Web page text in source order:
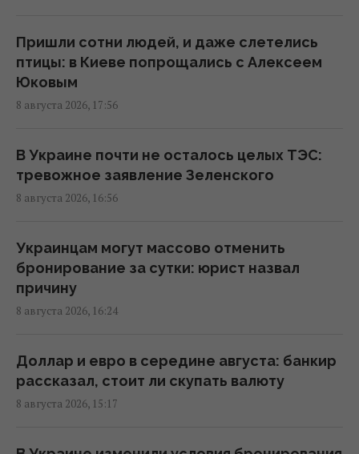
Зеленский: Украинская оборонка может
удвоить объемы производства, но есть
условие
Избрание судей МУС: что случилось с
кандидатом от Украины
Россия уничтожает украинское сельское
хозяйство и саму природу Украины, –
Forbes
Вучич заявил, что не видит путей для
скорейшего завершения войны в Украине
Пришли сотни людей, и даже слетелись
птицы: в Киеве попрощались с Алексеем
Юковым
8 августа 2026, 17:56
В Украине почти не осталось целых ТЭС:
тревожное заявление Зеленского
8 августа 2026, 16:56
Украинцам могут массово отменить
бронирование за сутки: юрист назвал
причину
8 августа 2026, 16:24
Доллар и евро в середине августа: банкир
рассказал, стоит ли скупать валюту
8 августа 2026, 15:17